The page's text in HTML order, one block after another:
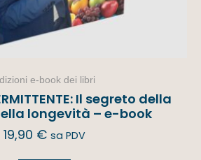
e-book dei libri
Il segreto della
longevità – e-book
19,90 € sa PDV